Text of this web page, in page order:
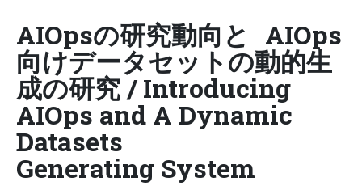
AIOpsの研究動向と AIOps
向けデータセットの動的生
成の研究 / Introducing
AIOps and A Dynamic
Datasets
Generating System